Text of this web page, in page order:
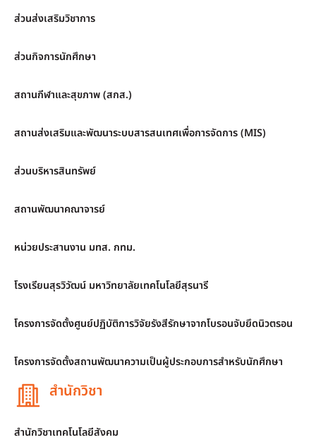
ส่วนส่งเสริมวิชาการ
ส่วนกิจการนักศึกษา
สถานกีฬาและสุขภาพ (สกส.)
สถานส่งเสริมและพัฒนาระบบสารสนเทศเพื่อการจัดการ (MIS)
ส่วนบริหารสินทรัพย์
สถานพัฒนาคณาจารย์
หน่วยประสานงาน มทส. กทม.
โรงเรียนสุรวิวัฒน์ มหาวิทยาลัยเทคโนโลยีสุรนารี
โครงการจัดตั้งศูนย์ปฏิบัติการวิจัยรังสีรักษาจากโบรอนจับยึดนิวตรอน
โครงการจัดตั้งสถานพัฒนาความเป็นผู้ประกอบการสำหรับนักศึกษา
สำนักวิชา
สำนักวิชาเทคโนโลยีสังคม